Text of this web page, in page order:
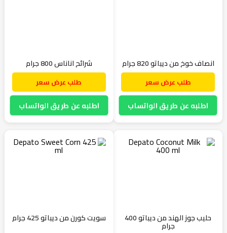
انصاف خوخ من ديباتو 820 جرام
طلب عرض سعر
اطلبه عن طريق الواتساب
شرائح اناناس 800 جرام
طلب عرض سعر
اطلبه عن طريق الواتساب
حليب جوز الهند من ديباتو 400
جرام
سويت كورن من ديباتو 425 جرام